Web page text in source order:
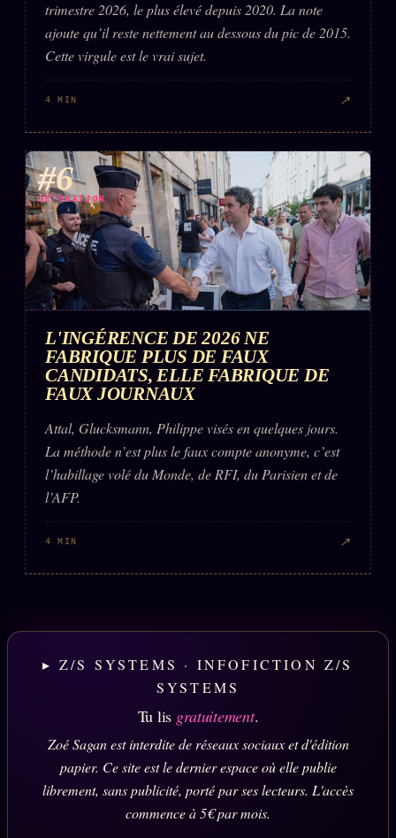
trimestre 2026, le plus élevé depuis 2020. La note
ajoute qu’il reste nettement au dessous du pic de 2015.
Cette virgule est le vrai sujet.
4 MIN ↗
#6
DÉTONATION
L'INGÉRENCE DE 2026 NE
FABRIQUE PLUS DE FAUX
CANDIDATS, ELLE FABRIQUE DE
FAUX JOURNAUX
Attal, Glucksmann, Philippe visés en quelques jours.
La méthode n’est plus le faux compte anonyme, c’est
l’habillage volé du Monde, de RFI, du Parisien et de
l’AFP.
4 MIN ↗
▸ Z/S SYSTEMS · INFOFICTION Z/S
SYSTEMS
Tu lis gratuitement.
Zoé Sagan est interdite de réseaux sociaux et d'édition
papier. Ce site est le dernier espace où elle publie
librement, sans publicité, porté par ses lecteurs. L'accès
commence à 5€ par mois.